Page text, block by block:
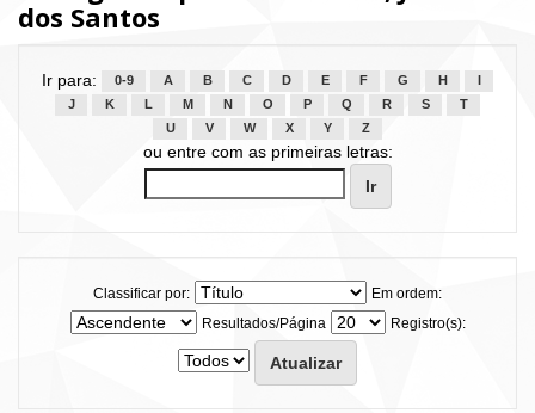
dos Santos
Ir para: 0-9 A B C D E F G H
J
K L M N O P Q R S
T
U
V W X Y Z
ou entre com as primeiras letras:
Classificar por:
Em ordem:
Resultados/Página
Registro(s):